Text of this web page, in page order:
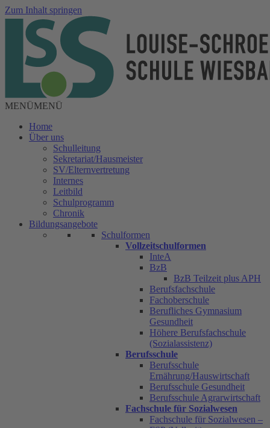
Zum Inhalt springen
MENÜMENÜ
Home
Über uns
Schulleitung
Sekretariat/Hausmeister
SV/Elternvertretung
Internes
Leitbild
Schulprogramm
Chronik
Bildungsangebote
Schulformen
Vollzeitschulformen
InteA
BzB
BzB Teilzeit plus APH
Berufsfachschule
Fachoberschule
Berufliches Gymnasium
Gesundheit
Höhere Berufsfachschule
(Sozialassistenz)
Berufsschule
Berufsschule
Ernährung/Hauswirtschaft
Berufsschule Gesundheit
Berufsschule Agrarwirtschaft
Fachschule für Sozialwesen
Fachschule für Sozialwesen –